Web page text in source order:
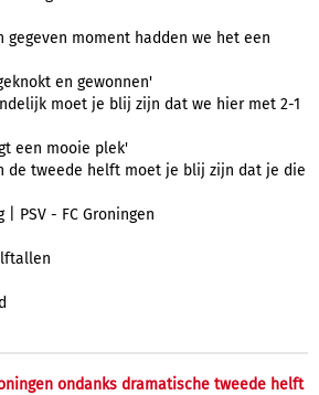
gegeven moment hadden we het een
en gewonnen'
moet je blij zijn dat we hier met 2-1
een mooie plek'
de tweede helft moet je blij zijn dat je die
PSV - FC Groningen
ondanks dramatische tweede helft